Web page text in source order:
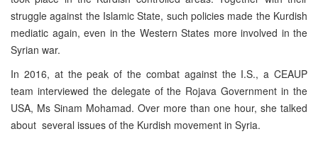
struggle against the Islamic State, such policies made the Kurdish
mediatic again, even in the Western States more involved in the
Syrian war.
In 2016, at the peak of the combat against the I.S., a CEAUP
team interviewed the delegate of the Rojava Government in the
USA, Ms Sinam Mohamad. Over more than one hour, she talked
about several issues of the Kurdish movement in Syria.